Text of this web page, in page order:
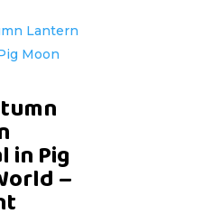
in Pig
–